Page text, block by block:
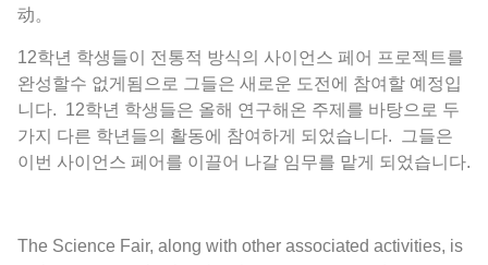
动。
12학년 학생들이 전통적 방식의 사이언스 페어 프로젝트를
완성할수 없게됨으로 그들은 새로운 도전에 참여할 예정입
니다. 12학년 학생들은 올해 연구해온 주제를 바탕으로 두
가지 다른 학년들의 활동에 참여하게 되었습니다. 그들은
이번 사이언스 페어를 이끌어 나갈 임무를 맡게 되었습니다.
The Science Fair, along with other associated activities, is